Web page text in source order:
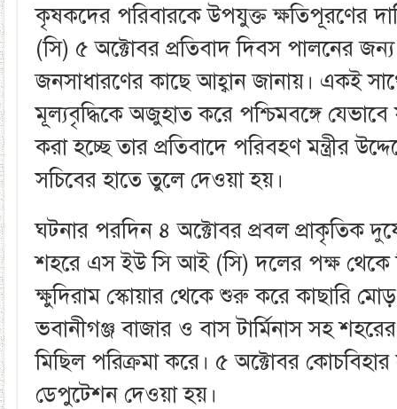
কৃষকদের পরিবারকে উপযুক্ত ক্ষতিপূরণের
(সি) ৫ অক্টোবর প্রতিবাদ দিবস পালনের
জনসাধারণের কাছে আহ্বান জানায়। একই
মূল্যবৃদ্ধিকে অজুহাত করে পশ্চিমবঙ্গে
করা হচ্ছে তার প্রতিবাদে পরিবহণ মন্ত্রীর
সচিবের হাতে তুলে দেওয়া হয়।
ঘটনার পরদিন ৪ অক্টোবর প্রবল প্রাকৃতিক
শহরে এস ইউ সি আই (সি) দলের পক্ষ থেকে
ক্ষুদিরাম স্কোয়ার থেকে শুরু করে কাছারি
ভবানীগঞ্জ বাজার ও বাস টার্মিনাস সহ
মিছিল পরিক্রমা করে। ৫ অক্টোবর
ডেপুটেশন দেওয়া হয়।